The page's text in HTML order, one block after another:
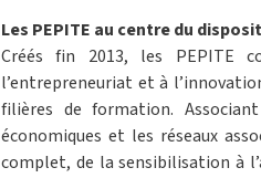
Les PEPITE au centre du
Créés fin 2013, les PEPITE
l’entrepreneuriat et à
filières de formation.
économiques et les réseaux
complet, de la sensibilisation à